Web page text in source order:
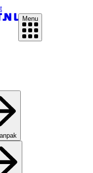
Menu